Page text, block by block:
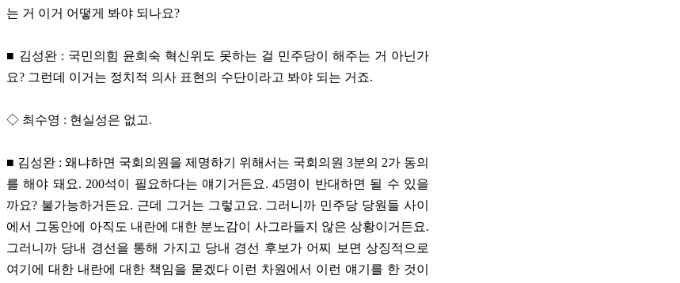
는 거 이거 어떻게 봐야 되나요?
■ 김성완 : 국민의힘 윤희숙 혁신위도 못하는 걸 민주당이 해주는 거 아닌가
요? 그런데 이거는 정치적 의사 표현의 수단이라고 봐야 되는 거죠.
◇ 최수영 : 현실성은 없고.
■ 김성완 : 왜냐하면 국회의원을 제명하기 위해서는 국회의원 3분의 2가 동의
를 해야 돼요. 200석이 필요하다는 얘기거든요. 45명이 반대하면 될 수 있을
까요? 불가능하거든요. 근데 그거는 그렇고요. 그러니까 민주당 당원들 사이
에서 그동안에 아직도 내란에 대한 분노감이 사그라들지 않은 상황이거든요.
그러니까 당내 경선을 통해 가지고 당내 경선 후보가 어찌 보면 상징적으로
여기에 대한 내란에 대한 책임을 묻겠다 이런 차원에서 이런 얘기를 한 것이